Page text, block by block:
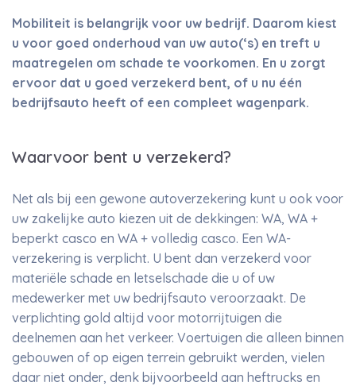
Mobiliteit is belangrijk voor uw bedrijf. Daarom kiest
u voor goed onderhoud van uw auto(‘s) en treft u
maatregelen om schade te voorkomen. En u zorgt
ervoor dat u goed verzekerd bent, of u nu één
bedrijfsauto heeft of een compleet wagenpark.
Waarvoor bent u verzekerd?
Net als bij een gewone autoverzekering kunt u ook voor
uw zakelijke auto kiezen uit de dekkingen: WA, WA +
beperkt casco en WA + volledig casco. Een WA-
verzekering is verplicht. U bent dan verzekerd voor
materiële schade en letselschade die u of uw
medewerker met uw bedrijfsauto veroorzaakt. De
verplichting gold altijd voor motorrijtuigen die
deelnemen aan het verkeer. Voertuigen die alleen binnen
gebouwen of op eigen terrein gebruikt werden, vielen
daar niet onder, denk bijvoorbeeld aan heftrucks en